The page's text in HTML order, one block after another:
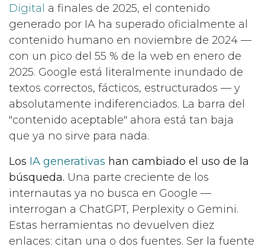
Digital a finales de 2025, el contenido
generado por IA ha superado oficialmente al
contenido humano en noviembre de 2024 —
con un pico del 55 % de la web en enero de
2025. Google está literalmente inundado de
textos correctos, fácticos, estructurados — y
absolutamente indiferenciados. La barra del
"contenido aceptable" ahora está tan baja
que ya no sirve para nada.
Los IA generativas han cambiado el uso de la
búsqueda. Una parte creciente de los
internautas ya no busca en Google —
interrogan a ChatGPT, Perplexity o Gemini.
Estas herramientas no devuelven diez
enlaces: citan una o dos fuentes. Ser la fuente